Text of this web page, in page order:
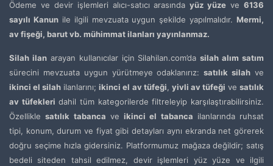
Ödeme ve devir işlemleri alıcı-satıcı arasındayüz yüze ve6136
sayılı Kanunile ilgili mevzuata uygun şekilde yapılmalıdır. Mermi,
av fişeği, barut vb. mühimmat ilanları yayınlanmaz.
Silah ilanarayan kullanıcılar için Silahilan.com’dasilah alım satım
sürecini mevzuata uygun yürütmeye odaklanırız:satılık silah ve
ikinci el silah ilanlarını;ikinci el av tüfeği, yivli av tüfeği vesatılık
av tüfekleri dahil tüm kategorilerde filtreleyip karşılaştırabilirsiniz.
Özelliklesatılık tabanca ve ikinci el tabanca ilanlarında ruhsat
tipi, konum, durum ve fiyat gibi detayları aynı ekranda net görerek
doğru seçime hızla gidersiniz. Platformumuz mağaza değildir; satış
bedeli siteden tahsil edilmez, devir işlemleri yüz yüze ve ilgili